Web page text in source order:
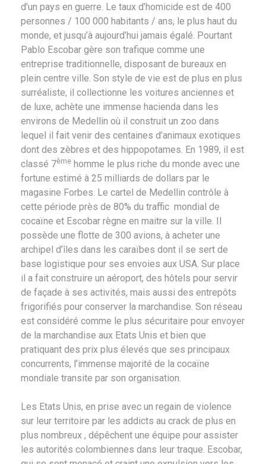
d’un pays en guerre. Le taux d’homicide est de 400
personnes / 100 000 habitants / ans, le plus haut du
monde, et jusqu’à aujourd’hui jamais égalé. Pourtant
Pablo Escobar gère son trafique comme une
entreprise traditionnelle, disposant de bureaux en
plein centre ville. Son style de vie est de plus en plus
surréaliste, il collectionne les voitures anciennes et
de luxe, achète une immense hacienda dans les
environs de Medellin où il construit un zoo dans
lequel il fait venir des centaines d’animaux exotiques
dont des zèbres et des hippopotames. En 1989, il est
classé 7ème homme le plus riche du monde avec une
fortune estimé à 25 milliards de dollars par le
magasine Forbes. Le cartel de Medellin contrôle à
cette période près de 80% du traffic mondial de
cocaïne et Escobar règne en maitre sur la ville. Il
possède une flotte de 300 avions, à acheter une
archipel d’îles dans les caraïbes dont il se sert de
base logistique pour ses envoies aux USA. Sur place
il a fait construire un aéroport, des hôtels pour servir
de façade à ses activités, mais aussi des entrepôts
frigorifiés pour conserver la marchandise. Son réseau
est considéré comme le plus sécuritaire pour envoyer
de la marchandise aux Etats Unis et bien que
pratiquant des prix plus élevés que ses principaux
concurrents, l’immense majorité de la cocaïne
mondiale transite par son organisation.
Les Etats Unis, en prise avec un regain de violence
sur leur territoire par les addicts au crack de plus en
plus nombreux , dépêchent une équipe pour assister
les autorités colombiennes dans leur traque. Escobar,